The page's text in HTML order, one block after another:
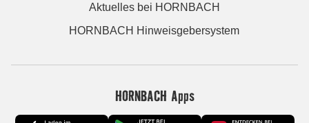
Aktuelles bei HORNBACH
HORNBACH Hinweisgebersystem
HORNBACH Apps